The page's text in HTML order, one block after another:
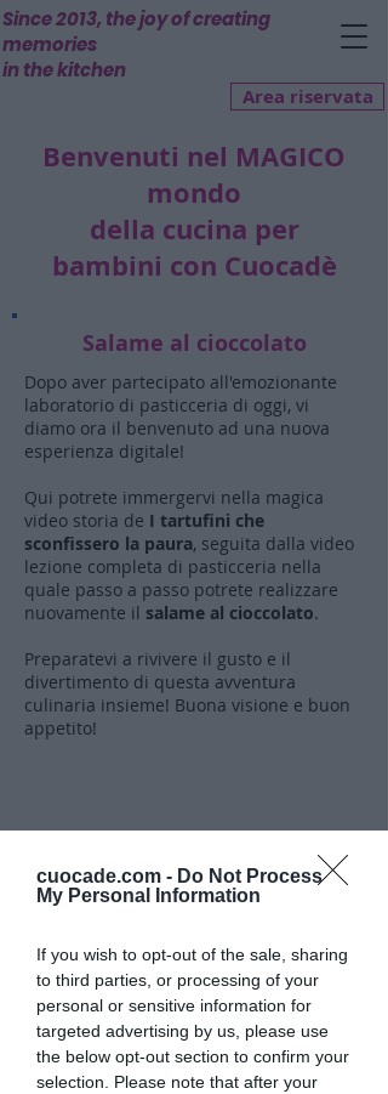
cuocade.com - Do Not Process
My Personal Information
If you wish to opt-out of the sale, sharing
to third parties, or processing of your
personal or sensitive information for
targeted advertising by us, please use
the below opt-out section to confirm your
selection. Please note that after your
Since 2013, the joy of creating
memories
in the kitchen
Area riservata
Benvenuti nel MAGICO
mondo
della cucina per
bambini con Cuocadè
Salame al cioccolato
Dopo aver partecipato all'emozionante
laboratorio di pasticceria di oggi, vi
diamo ora il benvenuto ad una nuova
esperienza digitale!
Qui potrete immergervi nella magica
video storia de I tartufini che
sconfissero la paura, seguita dalla video
lezione completa di pasticceria nella
quale passo a passo potrete realizzare
nuovamente il salame al cioccolato.
Preparatevi a rivivere il gusto e il
divertimento di questa avventura
culinaria insieme! Buona visione e buon
appetito!
Caricamento video in corso...